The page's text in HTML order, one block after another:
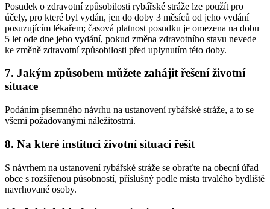
Posudek o zdravotní způsobilosti rybářské stráže lze použít pro
účely, pro které byl vydán, jen do doby 3 měsíců od jeho vydání
posuzujícím lékařem; časová platnost posudku je omezena na dobu
5 let ode dne jeho vydání, pokud změna zdravotního stavu nevede
ke změně zdravotní způsobilosti před uplynutím této doby.
7. Jakým způsobem můžete zahájit řešení životní
situace
Podáním písemného návrhu na ustanovení rybářské stráže, a to se
všemi požadovanými náležitostmi.
8. Na které instituci životní situaci řešit
S návrhem na ustanovení rybářské stráže se obraťte na obecní úřad
obce s rozšířenou působností, příslušný podle místa trvalého bydliště
navrhované osoby.